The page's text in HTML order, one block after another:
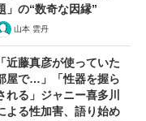
」の“数奇な因縁”
山本 雲丹
「近藤真彦が使っていた
屋で…」「性器を握ら
れる」ジャニー喜多川
よる性加害、語り始め